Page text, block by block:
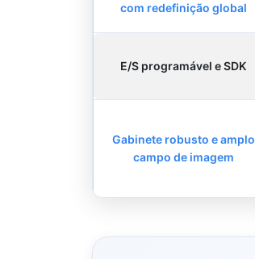
com redefinição global
E/S programável e SDK
Gabinete robusto e amplo
campo de imagem